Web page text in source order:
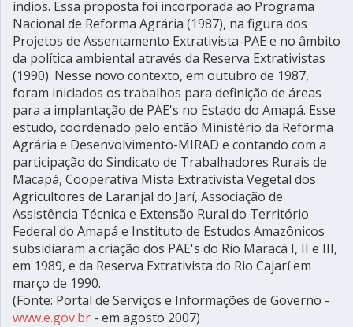
índios. Essa proposta foi incorporada ao Programa
Nacional de Reforma Agrária (1987), na figura dos
Projetos de Assentamento Extrativista-PAE e no âmbito
da política ambiental através da Reserva Extrativistas
(1990). Nesse novo contexto, em outubro de 1987,
foram iniciados os trabalhos para definição de áreas
para a implantação de PAE's no Estado do Amapá. Esse
estudo, coordenado pelo então Ministério da Reforma
Agrária e Desenvolvimento-MIRAD e contando com a
participação do Sindicato de Trabalhadores Rurais de
Macapá, Cooperativa Mista Extrativista Vegetal dos
Agricultores de Laranjal do Jarí, Associação de
Assistência Técnica e Extensão Rural do Território
Federal do Amapá e Instituto de Estudos Amazônicos
subsidiaram a criação dos PAE's do Rio Maracá I, II e III,
em 1989, e da Reserva Extrativista do Rio Cajarí em
março de 1990.
(Fonte: Portal de Serviços e Informações de Governo -
www.e.gov.br - em agosto 2007)